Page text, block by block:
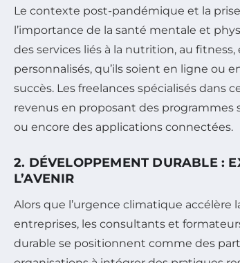
Le contexte post-pandémique et la
l’importance de la santé mentale et
des services liés à la nutrition, au
personnalisés, qu’ils soient en ligne ou
succès. Les freelances spécialisés dans
revenus en proposant des
ou encore des applications connectées.
2. DÉVELOPPEMENT DURABLE :
L’AVENIR
Alors que l’urgence climatique accélère
entreprises, les consultants et
durable se positionnent comme des